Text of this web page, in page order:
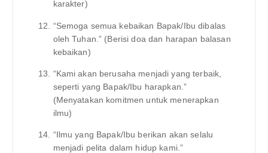
karakter)
“Semoga semua kebaikan Bapak/Ibu dibalas
oleh Tuhan.” (Berisi doa dan harapan balasan
kebaikan)
“Kami akan berusaha menjadi yang terbaik,
seperti yang Bapak/Ibu harapkan.”
(Menyatakan komitmen untuk menerapkan
ilmu)
“Ilmu yang Bapak/Ibu berikan akan selalu
menjadi pelita dalam hidup kami.”